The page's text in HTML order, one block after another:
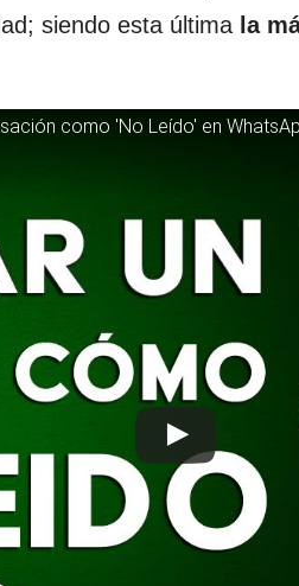
siendo esta última la
como 'No Leído' en